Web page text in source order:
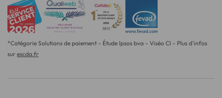
*Catégorie Solutions de paiement - Étude Ipsos bva - Viséo CI - Plus d'infos
sur escda.fr